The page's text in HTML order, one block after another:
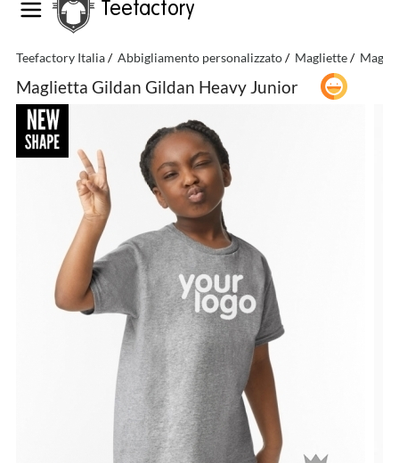
Teefactory
Teefactory Italia Abbigliamento personalizzato Magliette
Maglietta Gildan Gildan Heavy Junior